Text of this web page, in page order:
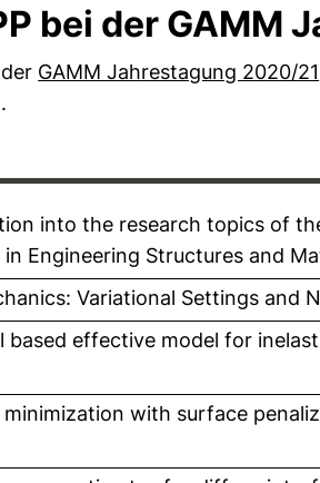
bei der GAMM
GAMM Jahrestagung 2020/21
Fenster)
into the research topics of
in Engineering Structures and
Variational Settings and
Fenster)
based effective model for
Fenster)
minimization with surface